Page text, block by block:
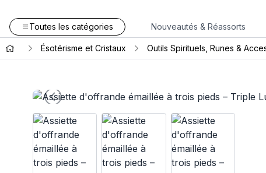
Toutes les catégories Nouveautés & Réassorts
Ésotérisme et Cristaux Outils Spirituels, Runes &